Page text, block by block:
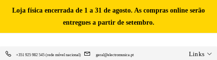
Loja física encerrada de 1 a 31 de agosto. As compras online serão
entregues a partir de setembro.
+351 925 982 545 (rede móvel nacional) geral@electromusica.pt Links